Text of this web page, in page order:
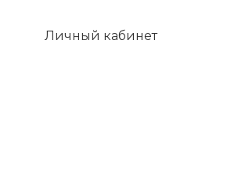
Личный кабинет